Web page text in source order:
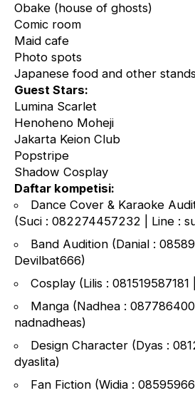
Obake (house of ghosts)
Comic room
Maid cafe
Photo spots
Japanese food and other
Guest Stars:
Lumina Scarlet
Henoheno Moheji
Jakarta Keion Club
Popstripe
Shadow Cosplay
Daftar kompetisi:
Dance Cover & Karaoke
(Suci : 082274457232 | Line :
Band Audition (Danial :
Devilbat666)
Cosplay (Lilis : 081519587181
Manga (Nadhea :
nadnadheas)
Design Character (Dyas :
dyaslita)
Fan Fiction (Widia :